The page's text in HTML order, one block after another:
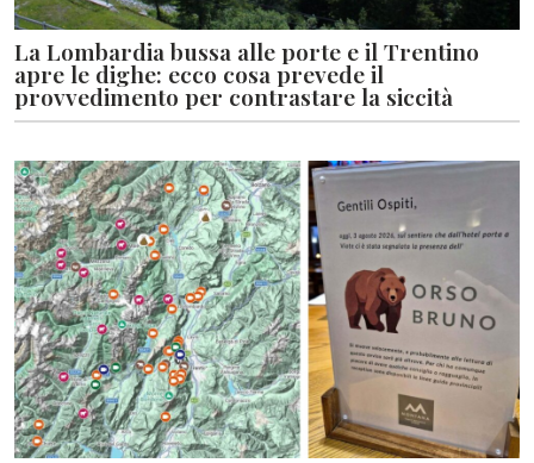
La Lombardia bussa alle porte e il Trentino
apre le dighe: ecco cosa prevede il
provvedimento per contrastare la siccità